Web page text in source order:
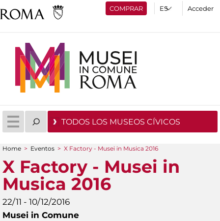
COMPRAR Acceder
TODOS LOS MUSEOS CÍVICOS
You are here
Home > Eventos > X Factory - Musei in Musica 2016
X Factory - Musei in
Musica 2016
22/11 - 10/12/2016
Musei in Comune